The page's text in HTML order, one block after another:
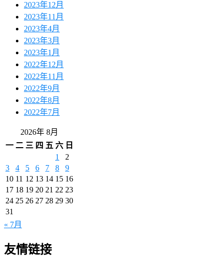
2023年12月
2023年11月
2023年4月
2023年3月
2023年1月
2022年12月
2022年11月
2022年9月
2022年8月
2022年7月
2026年 8月
一 二 三 四 五 六 日
1
2
3
4 5 6 7 8
9
10 11 12 13 14 15 16
17 18 19 20 21 22 23
24 25 26 27 28 29 30
31
« 7月
友情链接